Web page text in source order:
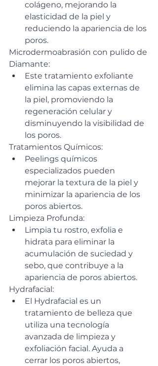
colágeno, mejorando la
elasticidad de la piel y
reduciendo la apariencia de los
poros.
Microdermoabrasión con pulido de
Diamante:
Este tratamiento exfoliante
elimina las capas externas de
la piel, promoviendo la
regeneración celular y
disminuyendo la visibilidad de
los poros.
Tratamientos Químicos:
Peelings químicos
especializados pueden
mejorar la textura de la piel y
minimizar la apariencia de los
poros abiertos.
Limpieza Profunda:
Limpia tu rostro, exfolia e
hidrata para eliminar la
acumulación de suciedad y
sebo, que contribuye a la
apariencia de poros abiertos.
Hydrafacial:
El Hydrafacial es un
tratamiento de belleza que
utiliza una tecnología
avanzada de limpieza y
exfoliación facial. Ayuda a
cerrar los poros abiertos,